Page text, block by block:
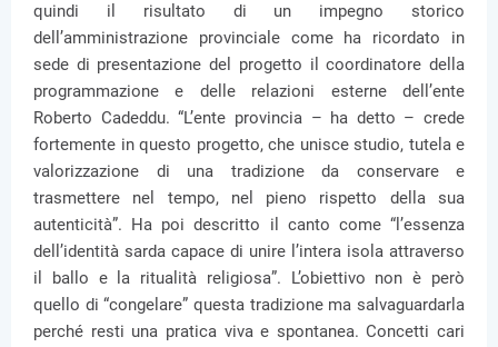
quindi il risultato di un impegno storico
dell’amministrazione provinciale come ha ricordato in
sede di presentazione del progetto il coordinatore della
programmazione e delle relazioni esterne dell’ente
Roberto Cadeddu. “L’ente provincia – ha detto – crede
fortemente in questo progetto, che unisce studio, tutela e
valorizzazione di una tradizione da conservare e
trasmettere nel tempo, nel pieno rispetto della sua
autenticità”. Ha poi descritto il canto come “l’essenza
dell’identità sarda capace di unire l’intera isola attraverso
il ballo e la ritualità religiosa”. L’obiettivo non è però
quello di “congelare” questa tradizione ma salvaguardarla
perché resti una pratica viva e spontanea. Concetti cari